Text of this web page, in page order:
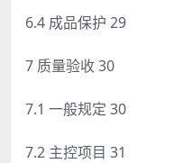
6.4 成品保护 29
7 质量验收 30
7.1 一般规定 30
7.2 主控项目 31